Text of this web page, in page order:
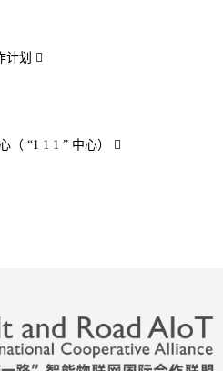
计划 
（ “1 1 1 ” 中心） 